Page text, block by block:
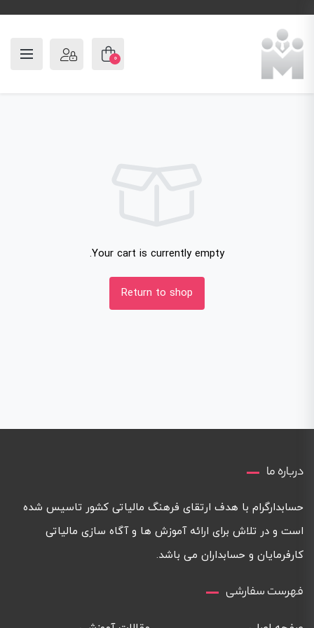
0
Your cart is currently empty.
Return to shop
درباره ما
حسابدارگرام با هدف ارتقای فرهنگ مالیاتی کشور تاسیس شده
است و در تلاش برای ارائه آموزش ها و آگاه سازی مالیاتی
کارفرمایان و حسابداران می باشد.
فهرست سفارشی